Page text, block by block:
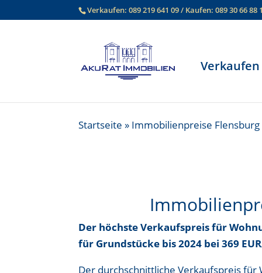
Verkaufen:089 219 641 09/ Kaufen:089 30 66 88
Verkaufen
Startseite » Immobilienpreise Flensburg
Der höchste Verkaufspreis für
für Grundstücke bis2024 bei 369
Der durchschnittliche Verkaufspreis